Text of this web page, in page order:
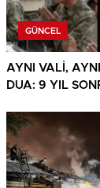
GÜNCEL
AYNI VALİ,
DUA: 9 YIL